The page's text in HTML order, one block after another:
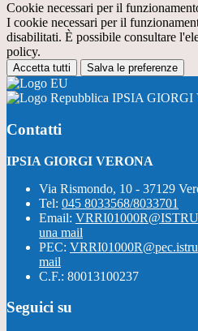
Cookie necessari per il
I cookie necessari per il
disabilitati. È possibile consultare
policy.
Accetta tutti Salva le preferenze
IPSIA GIORGI
Contatti
IPSIA GIORGI VERONA
Via Rismondo, 10 - 37129
Tel: 045 8033568/8033701
Email:
una mail
PEC:
mail
C.F.: 80013100237
Seguici su